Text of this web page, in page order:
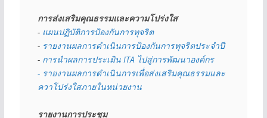
การส่งเสริมคุณธรรมและความโปร่งใส
- แผนปฏิบัติการป้องกันการทุจริต
- รายงานผลการดำเนินการป้องกันการทุจริตประจำปี
- การนำผลการประเมิน ITA ไปสู่การพัฒนาองค์กร
- รายงานผลการดำเนินการเพื่อส่งเสริมคุณธรรมและ
ควาโปร่งใสภายในหน่วยงาน
รายงานการประชุม